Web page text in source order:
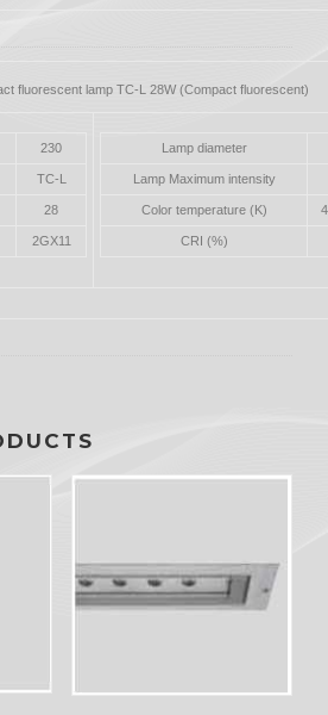
fluorescent lamp TC-L 28W (Compact fluorescent)
230
TC-L
28
2GX11
Lamp diameter
Lamp Maximum intensity
Color temperature (K)
CRI (%)